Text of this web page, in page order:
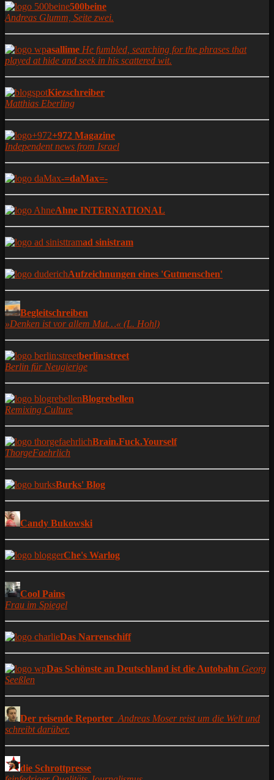
500beine
Andreas Glumm, Seite zwei.
asallime He fumbled, searching for the phrases that
played at hide and seek in his scattered wit.
Kiezschreiber
Matthias Eberling
+972 Magazine
Independent news from Israel
-=daMax=-
Ahne INTERNATIONAL
ad sinistram
Aufzeichnungen eines 'Gutmenschen'
Begleitschreiben
»Denken ist vor allem Mut…« (L. Hohl)
berlin:street
Berlin für Neugierige
Blogrebellen
Remixing Culture
Brain.Fuck.Yourself
ThorgeFaehrlich
Burks' Blog
Candy Bukowski
Che's Warlog
Cool Pains
Frau im Spiegel
Das Narrenschiff
Das Schönste an Deutschland ist die Autobahn Georg
Seeßlen
Der reisende Reporter Andreas Moser reist um die Welt und
schreibt darüber.
die Schrottpresse